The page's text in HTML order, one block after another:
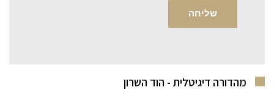
מהדורה דיגיטלית - הוד השרון